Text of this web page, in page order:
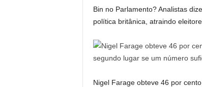
Bin no Parlamento? Analistas
política britânica, atraindo
Nigel Farage obteve 46 por